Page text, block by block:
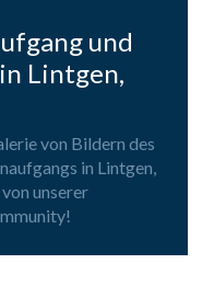
und
Lintgen,
von Bildern des
in Lintgen,
unserer